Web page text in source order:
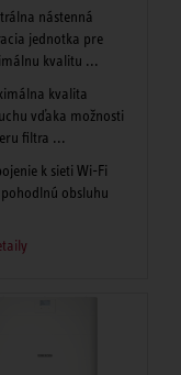
nástenná
jednotka pre
kvalitu ...
kvalita
vďaka možnosti
filtra ...
k sieti Wi-Fi
obsluhu